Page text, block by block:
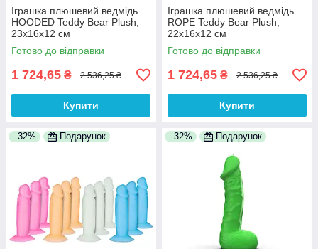
Іграшка плюшевий ведмідь
HOODED Teddy Bear Plush,
23x16x12 см
Готово до відправки
1 724,65 ₴ 2 536,25 ₴
Купити
Іграшка плюшевий ведмідь
ROPE Teddy Bear Plush,
22x16x12 см
Готово до відправки
1 724,65 ₴ 2 536,25 ₴
Купити
–32% Подарунок –32% Подарунок